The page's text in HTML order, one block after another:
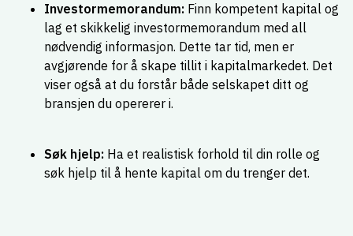
Investormemorandum: Finn kompetent kapital og
lag et skikkelig investormemorandum med all
nødvendig informasjon. Dette tar tid, men er
avgjørende for å skape tillit i kapitalmarkedet. Det
viser også at du forstår både selskapet ditt og
bransjen du opererer i.
Søk hjelp: Ha et realistisk forhold til din rolle og
søk hjelp til å hente kapital om du trenger det.